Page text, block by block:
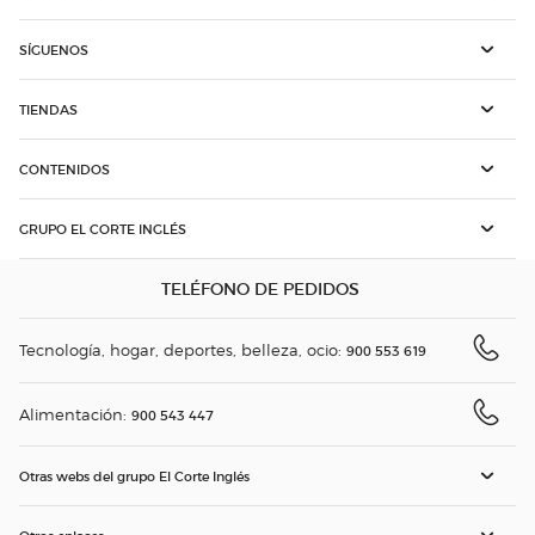
SÍGUENOS
TIENDAS
CONTENIDOS
GRUPO EL CORTE INGLÉS
TELÉFONO DE PEDIDOS
Tecnología, hogar, deportes, belleza, ocio: 900 553 619
Alimentación: 900 543 447
Otras webs del grupo El Corte Inglés